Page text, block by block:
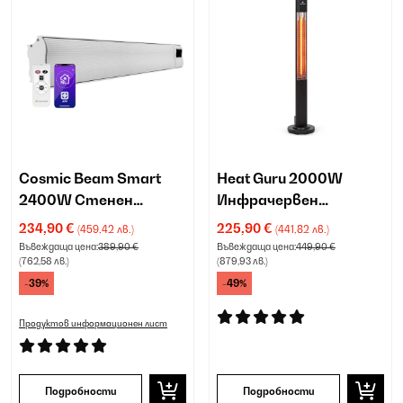
Cosmic Beam Smart
2400W Стенен
инфрачервен
нагревател Бяло
234,90 € (459,42 лв.)
Въвеждаща цена:389,90 €
(762,58 лв.)
-39%
Продуктов информационен лист
Подробности
Heat Guru 2000W
Инфрачервен
нагревател черен
225,90 € (441,82 лв.)
Въвеждаща цена:449,90 €
(879,93 лв.)
-49%
Подробности